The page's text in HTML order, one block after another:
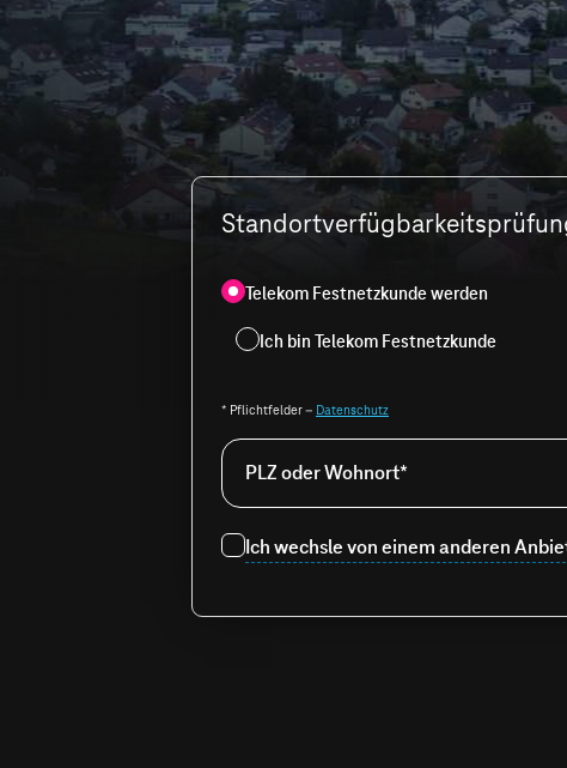
Telekom Festnetzkunde werden
Ich bin Telekom Festnetzkunde
* Pflichtfelder – Datenschutz
PLZ oder Wohnort*
Ich wechsle von einem anderen